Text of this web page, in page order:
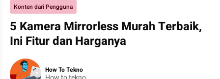
Konten dari Pengguna
5 Kamera Mirrorless Murah Terbaik,
Ini Fitur dan Harganya
How To Tekno